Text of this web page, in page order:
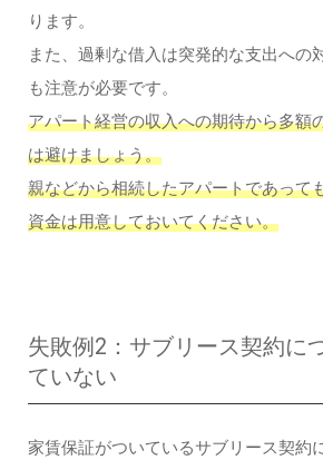
ります。
また、過剰な借入は突発的な支出への
も注意が必要です。
アパート経営の収入への期待から多額
は避けましょう。
親などから相続したアパートであって
資金は用意しておいてください。
失敗例2：サブリース契約に
ていない
家賃保証がついているサブリース契約